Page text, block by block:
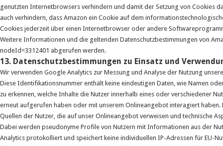
genutzten Internetbrowsers verhindern und damit der Setzung von Cookies
auch verhindern, dass Amazon ein Cookie auf dem
Cookies jederzeit über einen Internetbrowser oder andere
Weitere Informationen und die geltenden Datenschutzbestimmungen von
nodeId=3312401 abgerufen werden.
13. Datenschutzbestimmungen zu Einsatz und
Wir verwenden Google Analytics zur Messung und Analyse der Nutzung
Diese Identifikationsnummer enthält keine eindeutigen Daten, wie Namen
zu erkennen, welche Inhalte die Nutzer innerhalb eines oder verschiedener
erneut aufgerufen haben oder mit unserem Onlineangebot interagiert
Quellen der Nutzer, die auf unser Onlineangebot verweisen und technische
Dabei werden pseudonyme Profile von Nutzern mit Informationen aus der
Analytics protokolliert und speichert keine individuellen IP-Adressen für EU-